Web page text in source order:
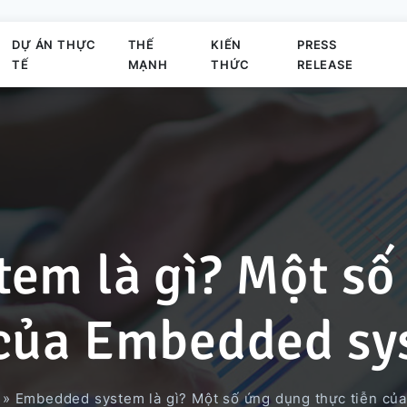
Thành viên chủ chốt
Phát triển trò chơi
Hệ thống quản lý đơn hàng
DỰ ÁN THỰC
TẾ
Dự án dùng công nghệ AI
THẾ
MẠNH
KIẾN
THỨC
PRESS
RELEASE
là gì? Một
Embedded
» Embedded system là gì? Một số ứng dụng thực tiễn